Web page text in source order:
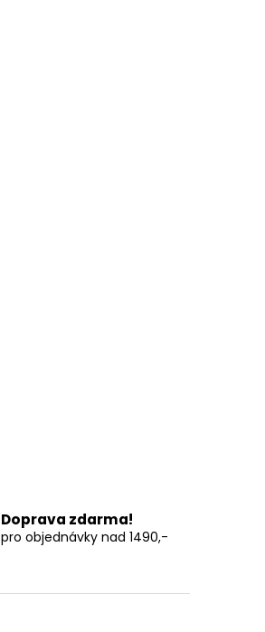
Doprava zdarma!
pro objednávky nad 1490,-